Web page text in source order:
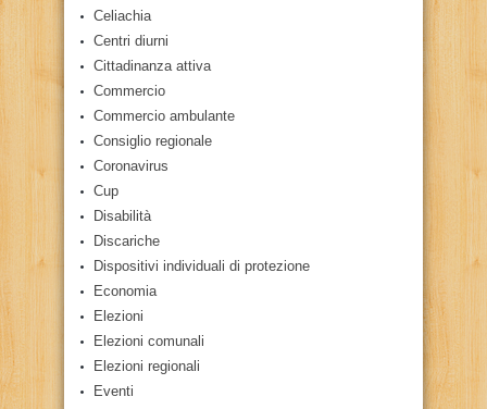
Celiachia
Centri diurni
Cittadinanza attiva
Commercio
Commercio ambulante
Consiglio regionale
Coronavirus
Cup
Disabilità
Discariche
Dispositivi individuali di protezione
Economia
Elezioni
Elezioni comunali
Elezioni regionali
Eventi